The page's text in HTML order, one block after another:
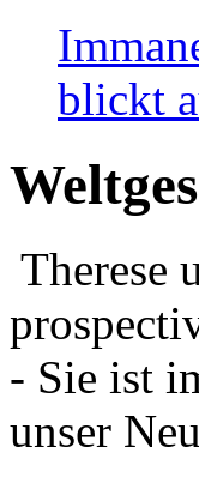
blickt
Therese
- Sie ist
unser